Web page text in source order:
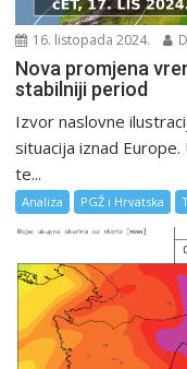
16. listopada 2024.
Nova promjena
stabilniji period
Izvor naslovne
situacija iznad
te...
Analiza PGŽ i Hrvatska